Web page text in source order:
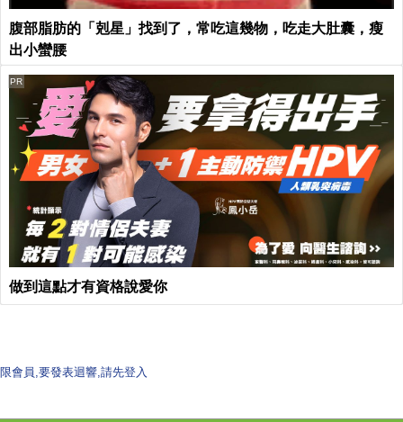
腹部脂肪的「剋星」找到了，常吃這幾物，吃走大肚囊，瘦
出小蠻腰
做到這點才有資格說愛你
PR
限會員,要發表迴響,請先登入